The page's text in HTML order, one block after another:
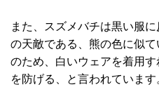
また、スズメバチは黒い服
の天敵である、熊の色に似
のため、白いウェアを着用
を防げる、と言われています。